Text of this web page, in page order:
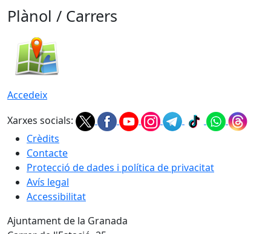
Plànol / Carrers
Accedeix
Xarxes socials:
Crèdits
Contacte
Protecció de dades i política de privacitat
Avís legal
Accessibilitat
Ajuntament de la Granada